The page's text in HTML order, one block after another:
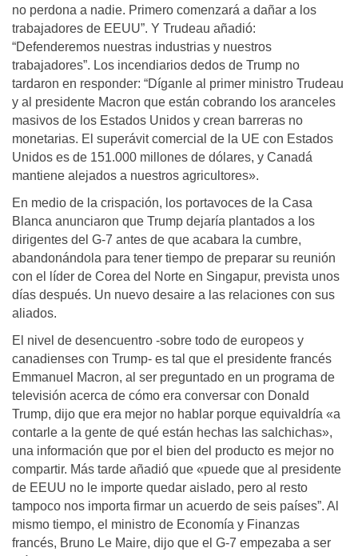
no perdona a nadie. Primero comenzará a dañar a los
trabajadores de EEUU”. Y Trudeau añadió:
“Defenderemos nuestras industrias y nuestros
trabajadores”. Los incendiarios dedos de Trump no
tardaron en responder: “Díganle al primer ministro Trudeau
y al presidente Macron que están cobrando los aranceles
masivos de los Estados Unidos y crean barreras no
monetarias. El superávit comercial de la UE con Estados
Unidos es de 151.000 millones de dólares, y Canadá
mantiene alejados a nuestros agricultores».
En medio de la crispación, los portavoces de la Casa
Blanca anunciaron que Trump dejaría plantados a los
dirigentes del G-7 antes de que acabara la cumbre,
abandonándola para tener tiempo de preparar su reunión
con el líder de Corea del Norte en Singapur, prevista unos
días después. Un nuevo desaire a las relaciones con sus
aliados.
El nivel de desencuentro -sobre todo de europeos y
canadienses con Trump- es tal que el presidente francés
Emmanuel Macron, al ser preguntado en un programa de
televisión acerca de cómo era conversar con Donald
Trump, dijo que era mejor no hablar porque equivaldría «a
contarle a la gente de qué están hechas las salchichas»,
una información que por el bien del producto es mejor no
compartir. Más tarde añadió que «puede que al presidente
de EEUU no le importe quedar aislado, pero al resto
tampoco nos importa firmar un acuerdo de seis países”. Al
mismo tiempo, el ministro de Economía y Finanzas
francés, Bruno Le Maire, dijo que el G-7 empezaba a ser